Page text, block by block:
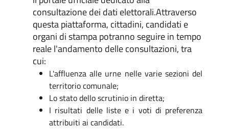
consultazione dei dati elettorali.Attraverso
questa piattaforma, cittadini, candidati e
organi di stampa potranno seguire in tempo
reale l'andamento delle consultazioni, tra
cui:
L'affluenza alle urne nelle varie sezioni del
territorio comunale;
Lo stato dello scrutinio in diretta;
I risultati delle liste e i voti di preferenza
attribuiti ai candidati.